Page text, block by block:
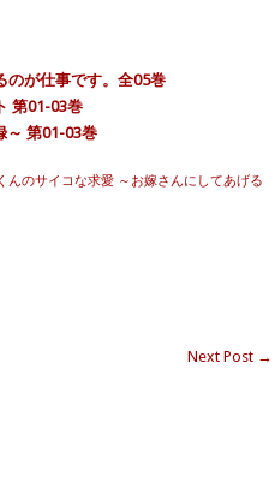
のが仕事です。全05巻
第01-03巻
～ 第01-03巻
のサイコな求愛 ～お嫁さんにしてあげる
Next Post →